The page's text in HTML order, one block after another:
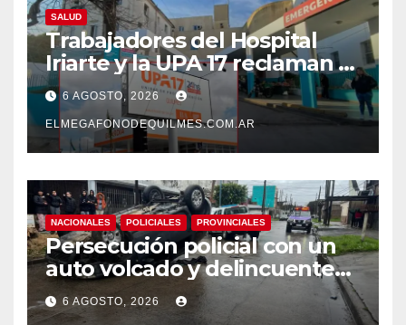
SALUD
Trabajadores del Hospital
Iriarte y la UPA 17 reclaman el
pase a planta de becarios y
mejoras laborales
6 AGOSTO, 2026
ELMEGAFONODEQUILMES.COM.AR
NACIONALES POLICIALES PROVINCIALES
Persecución policial con un
auto volcado y delincuentes
detenidos en San Francisco
Solano
6 AGOSTO, 2026